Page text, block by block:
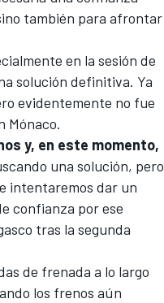
también para afrontar
en la sesión de
solución definitiva. Ya
evidentemente no fue
Mónaco.
y, en este momento,
una solución, pero
intentaremos dar un
confianza por ese
tras la segunda
de frenada a lo largo
los frenos aún